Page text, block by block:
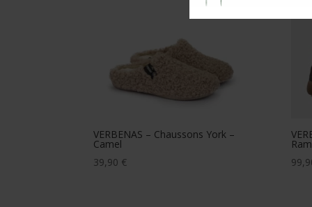
VERBENAS – Chaussons York –
Camel
39,90 €